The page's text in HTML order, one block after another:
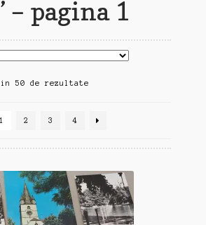
– pagina 1
50 de rezultateSortat
mai
2 3 4